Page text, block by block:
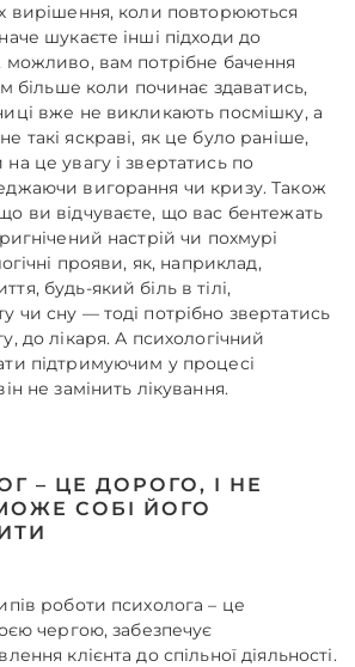
вирішення, коли повторюються
шукаєте інші підходи до
можливо, вам потрібне бачення
більше коли починає здаватись,
вже не викликають посмішку, а
такі яскраві, як це було раніше,
це увагу і звертатись по
вигорання чи кризу. Також
ви відчуваєте, що вас бентежать
настрій чи похмурі
прояви, як, наприклад,
будь-який біль в тілі,
чи сну — тоді потрібно звертатись
до лікаря. А психологічний
підтримуючим у процесі
не замінить лікування.
– ЦЕ ДОРОГО, І НЕ
СОБІ ЙОГО
роботи психолога – це
чергою, забезпечує
клієнта до спільної діяльності.